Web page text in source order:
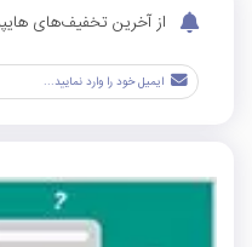
از آخرین تخفیف‌های